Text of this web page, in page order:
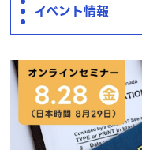
イベント情報